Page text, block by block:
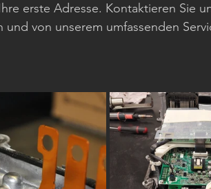
erste Adresse. Kontaktieren Sie
und von unserem umfassenden